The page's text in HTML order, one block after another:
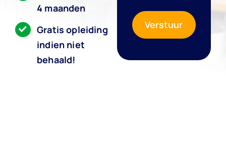
4 maanden
Gratis opleiding
indien niet
behaald!
Verstuur